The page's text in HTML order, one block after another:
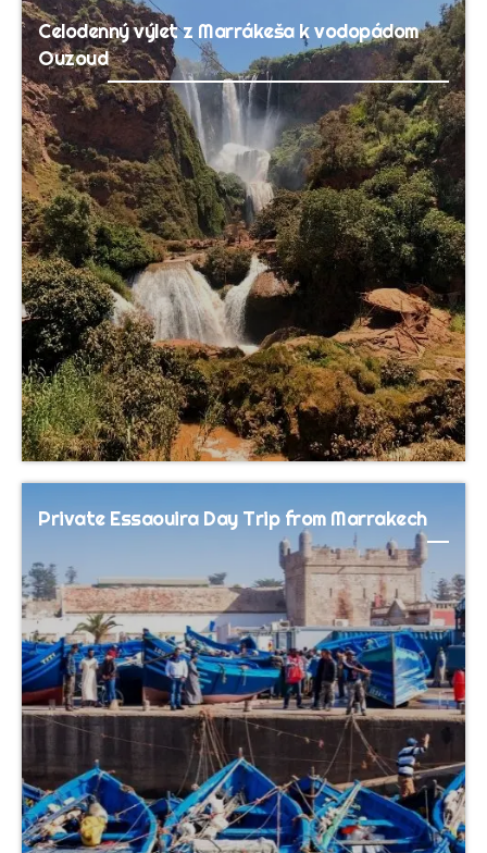
Celodenný výlet z Marrákeša k vodopádom
Ouzoud
Private Essaouira Day Trip from Marrakech